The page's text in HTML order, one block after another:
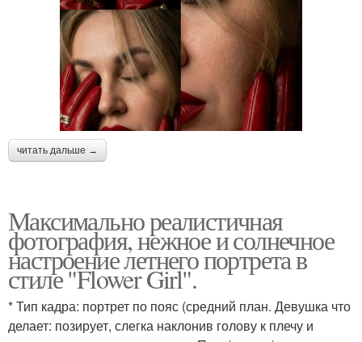
читать дальше →
Максимально реалистичная
фотография, нежное и солнечное
настроение летнего портрета в
стиле "Flower Girl".
* Тип кадра: портрет по пояс (средний план. Девушка что
делает: позирует, слегка наклонив голову к плечу и